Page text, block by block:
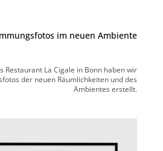
im neuen Ambiente
Restaurant La Cigale in Bonn haben wir
der neuen Räumlichkeiten und des
Ambientes erstellt.